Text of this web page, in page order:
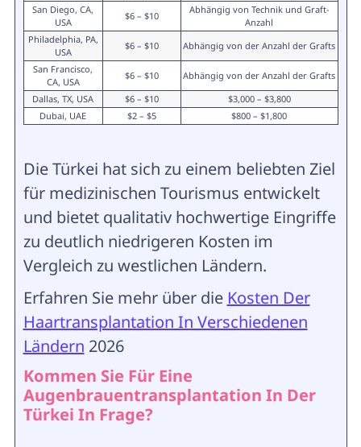
San Diego, CA,
USA
$6 – $10
Abhängig von Technik und Graft-
Anzahl
Philadelphia, PA,
USA
$6 – $10
Abhängig von der Anzahl der Grafts
San Francisco,
CA, USA
$6 – $10
Abhängig von der Anzahl der Grafts
Dallas, TX, USA
$6 – $10
$3,000 – $3,800
Dubai, UAE
$2 – $5 $800 – $1,800
Die Türkei hat sich zu einem beliebten Ziel
für medizinischen Tourismus entwickelt
und bietet qualitativ hochwertige Eingriffe
zu deutlich niedrigeren Kosten im
Vergleich zu westlichen Ländern.
Erfahren Sie mehr über die Kosten Der
Haartransplantation In Verschiedenen
Ländern 2026
Kommen Sie Für Eine
Augenbrauentransplantation In Der
Türkei In Frage?